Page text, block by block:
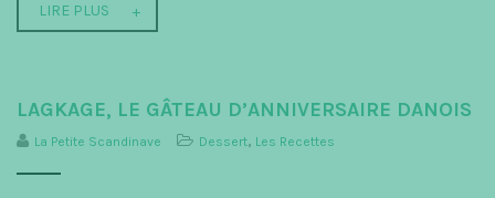
LIRE PLUS
LAGKAGE, LE GÂTEAU D’ANNIVERSAIRE DANOIS
La Petite Scandinave Dessert, Les Recettes